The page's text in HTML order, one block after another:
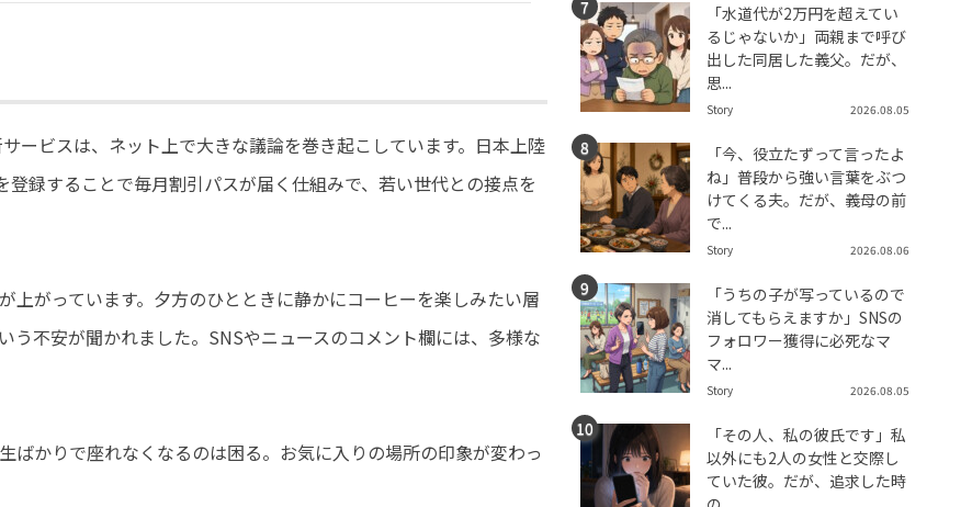
ービスは、ネット上で大きな議論を巻き起こしています。日本上陸
録することで毎月割引パスが届く仕組みで、若い世代との接点を
上がっています。夕方のひとときに静かにコーヒーを楽しみたい層
不安が聞かれました。SNSやニュースのコメント欄には、多様な
ばかりで座れなくなるのは困る。お気に入りの場所の印象が変わっ
「水道代が2万円を超えてい
るじゃないか」両親まで呼び
出した同居した義父。だが、
思...
Story 2026.08.05
「今、役立たずって言ったよ
ね」普段から強い言葉をぶつ
けてくる夫。だが、義母の前
で...
Story 2026.08.06
「うちの子が写っているので
消してもらえますか」SNSの
フォロワー獲得に必死なマ
マ...
Story 2026.08.05
「その人、私の彼氏です」私
以外にも2人の女性と交際し
ていた彼。だが、追求した時